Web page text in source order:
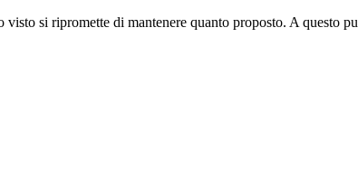
si ripromette di mantenere quanto proposto. A questo